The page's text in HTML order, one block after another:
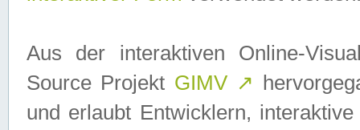
Aus der interaktiven Online-
Source Projekt GIMV ↗
und erlaubt Entwicklern,